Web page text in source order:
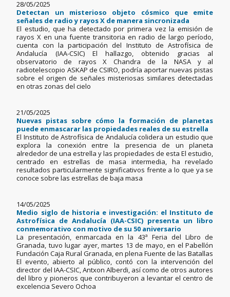
28/05/2025
Detectan un misterioso objeto cósmico que emite
señales de radio y rayos X de manera sincronizada
El estudio, que ha detectado por primera vez la emisión de
rayos X en una fuente transitoria en radio de largo período,
cuenta con la participación del Instituto de Astrofísica de
Andalucía (IAA-CSIC) El hallazgo, obtenido gracias al
observatorio de rayos X Chandra de la NASA y al
radiotelescopio ASKAP de CSIRO, podría aportar nuevas pistas
sobre el origen de señales misteriosas similares detectadas
en otras zonas del cielo
21/05/2025
Nuevas pistas sobre cómo la formación de planetas
puede enmascarar las propiedades reales de su estrella
El Instituto de Astrofísica de Andalucía colidera un estudio que
explora la conexión entre la presencia de un planeta
alrededor de una estrella y las propiedades de esta El estudio,
centrado en estrellas de masa intermedia, ha revelado
resultados particularmente significativos frente a lo que ya se
conoce sobre las estrellas de baja masa
14/05/2025
Medio siglo de historia e investigación: el Instituto de
Astrofísica de Andalucía (IAA-CSIC) presenta un libro
conmemorativo con motivo de su 50 aniversario
La presentación, enmarcada en la 43ª Feria del Libro de
Granada, tuvo lugar ayer, martes 13 de mayo, en el Pabellón
Fundación Caja Rural Granada, en plena Fuente de las Batallas
El evento, abierto al público, contó con la intervención del
director del IAA-CSIC, Antxon Alberdi, así como de otros autores
del libro y pioneros que contribuyeron a levantar el centro de
excelencia Severo Ochoa